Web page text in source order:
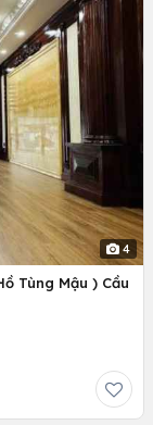
4
Tùng Mậu ) Cầu